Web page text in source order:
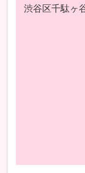
渋谷区千駄ヶ